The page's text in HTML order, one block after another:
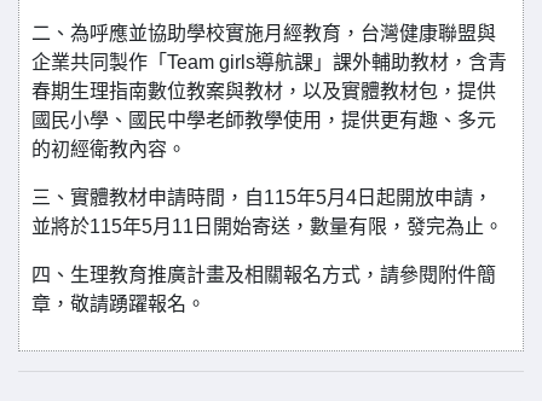
二、為呼應並協助學校實施月經教育，台灣健康聯盟與
企業共同製作「Team girls導航課」課外輔助教材，含青
春期生理指南數位教案與教材，以及實體教材包，提供
國民小學、國民中學老師教學使用，提供更有趣、多元
的初經衛教內容。
三、實體教材申請時間，自115年5月4日起開放申請，
並將於115年5月11日開始寄送，數量有限，發完為止。
四、生理教育推廣計畫及相關報名方式，請參閱附件簡
章，敬請踴躍報名。